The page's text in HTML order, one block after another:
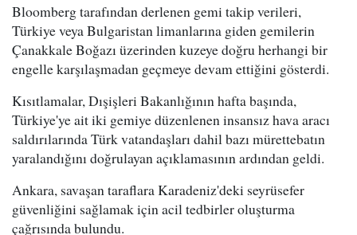
Bloomberg tarafından derlenen gemi takip verileri,
Türkiye veya Bulgaristan limanlarına giden gemilerin
Çanakkale Boğazı üzerinden kuzeye doğru herhangi bir
engelle karşılaşmadan geçmeye devam ettiğini gösterdi.
Kısıtlamalar, Dışişleri Bakanlığının hafta başında,
Türkiye'ye ait iki gemiye düzenlenen insansız hava aracı
saldırılarında Türk vatandaşları dahil bazı mürettebatın
yaralandığını doğrulayan açıklamasının ardından geldi.
Ankara, savaşan taraflara Karadeniz'deki seyrüsefer
güvenliğini sağlamak için acil tedbirler oluşturma
çağrısında bulundu.